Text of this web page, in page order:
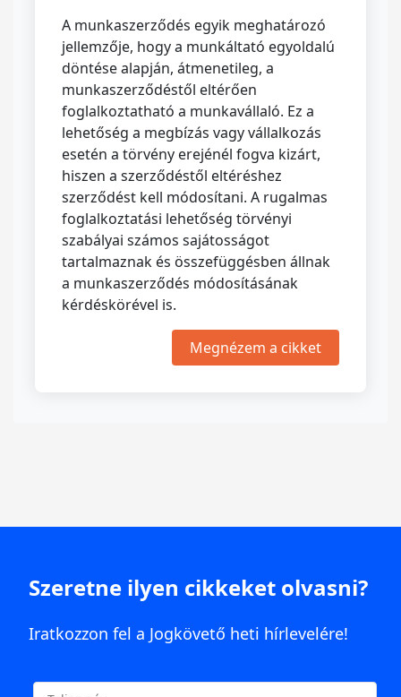
A munkaszerződés egyik meghatározó
jellemzője, hogy a munkáltató egyoldalú
döntése alapján, átmenetileg, a
munkaszerződéstől eltérően
foglalkoztatható a munkavállaló. Ez a
lehetőség a megbízás vagy vállalkozás
esetén a törvény erejénél fogva kizárt,
hiszen a szerződéstől eltéréshez
szerződést kell módosítani. A rugalmas
foglalkoztatási lehetőség törvényi
szabályai számos sajátosságot
tartalmaznak és összefüggésben állnak
a munkaszerződés módosításának
kérdéskörével is.
Megnézem a cikket
Szeretne ilyen cikkeket olvasni?
Iratkozzon fel a Jogkövető heti hírlevelére!